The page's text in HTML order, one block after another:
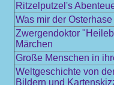
Ritzelputzel's
Was mir der
Zwergendoktor
Märchen
Große Menschen in
Weltgeschichte von
Bildern und